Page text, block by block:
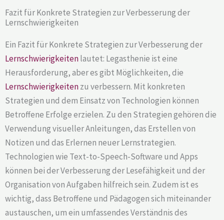
Fazit für Konkrete Strategien zur Verbesserung der
Lernschwierigkeiten
Ein Fazit für Konkrete Strategien zur Verbesserung der
Lernschwierigkeitenlautet: Legasthenie ist eine
Herausforderung, aber es gibt Möglichkeiten, die
Lernschwierigkeitenzu verbessern. Mit konkreten
Strategien und dem Einsatz von Technologien können
Betroffene Erfolge erzielen. Zu den Strategien gehören die
Verwendung visueller Anleitungen, das Erstellen von
Notizen und das Erlernen neuer Lernstrategien.
Technologien wie Text-to-Speech-Software und Apps
können bei der Verbesserung der Lesefähigkeit und der
Organisation von Aufgaben hilfreich sein. Zudem ist es
wichtig, dass Betroffene und Pädagogen sich miteinander
austauschen, um ein umfassendes Verständnis des